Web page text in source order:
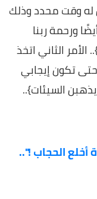
له وقت محدد وذلك
ورحمة ربنا
الثاني اتخذ
تكون إيجابي
السيئات}..
أخلع الحجاب !"..